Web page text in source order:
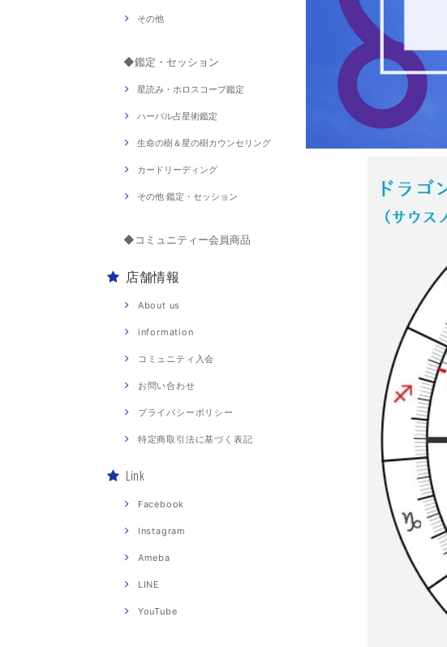
その他
◆鑑定・セッション
星読み・ホロスコープ鑑定
ハーバル占星術鑑定
生命の樹＆星の樹カウンセリング
カードリーディング
その他 鑑定・セッション
◆コミュニティー会員商品
店舗情報
About us
information
コミュニティ入会
お問い合わせ
プライバシーポリシー
特定商取引法に基づく表記
Link
Facebook
Instagram
Ameba
LINE
YouTube